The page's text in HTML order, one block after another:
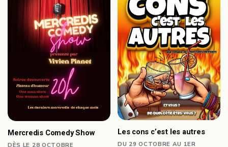
Mercredis Comedy Show
DÈS LE 28 OCTOBRE
Les cons c’est les autres
DU 29 OCTOBRE AU 1ER